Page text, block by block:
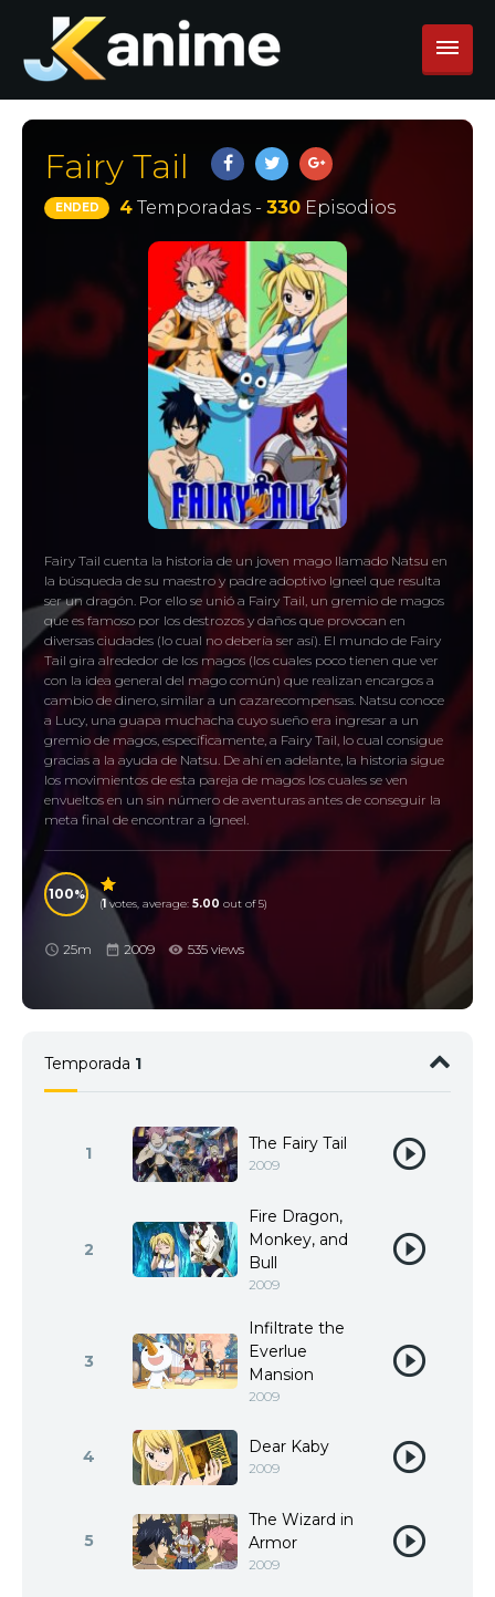
Fairy Tail
ENDED 4Temporadas - 330Episodios
Fairy Tail cuenta la historia de un joven mago llamado Natsu en
la búsqueda de su maestro y padre adoptivo Igneel que resulta
ser un dragón. Por ello se unió a Fairy Tail, un gremio de magos
que es famoso por los destrozos y daños que provocan en
diversas ciudades (lo cual no debería ser así). El mundo de Fairy
Tail gira alrededor de los magos (los cuales poco tienen que ver
con la idea general del mago común) que realizan encargos a
cambio de dinero, similar a un cazarecompensas. Natsu conoce
a Lucy, una guapa muchacha cuyo sueño era ingresar a un
gremio de magos, específicamente, a Fairy Tail, lo cual consigue
gracias a la ayuda de Natsu. De ahí en adelante, la historia sigue
los movimientos de esta pareja de magos los cuales se ven
envueltos en un sin número de aventuras antes de conseguir la
meta final de encontrar a Igneel.
100
(1votes, average: 5.00 out of 5)
25m 2009 535 views
Temporada 1
1 The Fairy Tail
2009
2
Fire Dragon,
Monkey, and
Bull
2009
3
Infiltrate the
Everlue
Mansion
2009
4 Dear Kaby
2009
5
The Wizard in
Armor
2009